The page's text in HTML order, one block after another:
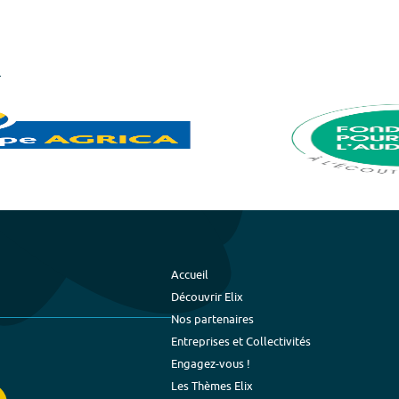
Accueil
Découvrir Elix
Nos partenaires
Entreprises et Collectivités
Engagez-vous !
Les Thèmes Elix